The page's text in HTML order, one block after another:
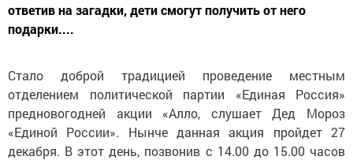
ответив на загадки, дети смогут получить от него
подарки....
Стало доброй традицией проведение местным
отделением политической партии «Единая Россия»
предновогодней акции «Алло, слушает Дед Мороз
«Единой России». Нынче данная акция пройдет 27
декабря. В этот день, позвонив с 14.00 до 15.00 часов